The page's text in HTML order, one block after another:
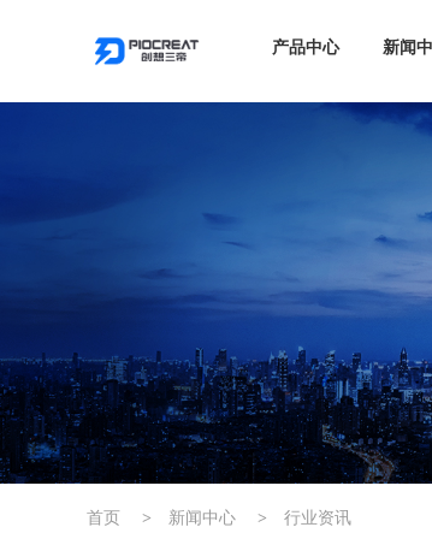
产品中心 新闻
首页 > 新闻中心 > 行业资讯